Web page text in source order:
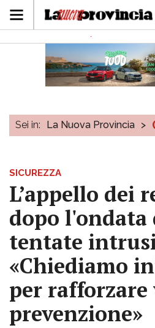
Sei in: La Nuova Provincia >
SICUREZZA
L’appello dei
dopo
tentate
«Chiediamo
per rafforzare
prevenzione»